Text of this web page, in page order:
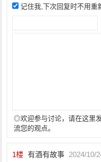
记住我,下次回复时不用重
◎欢迎参与讨论，请在这里
流您的观点。
1楼 有酒有故事 2024/10/